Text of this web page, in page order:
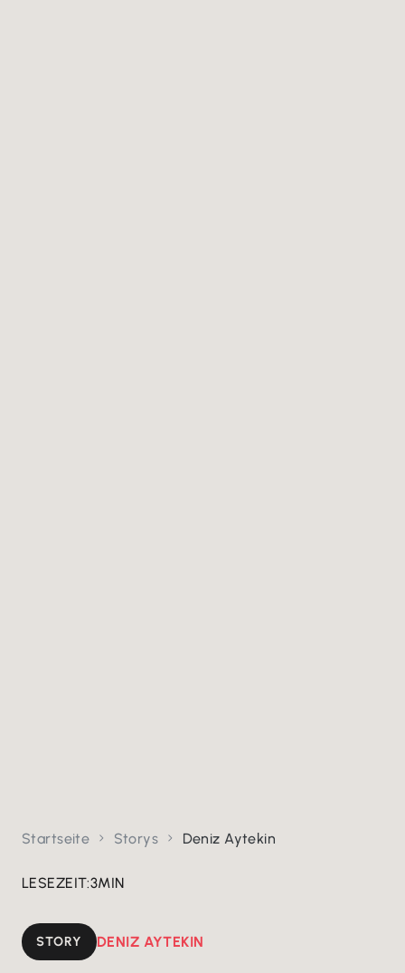
Startseite  Storys  Deniz Aytekin
LESEZEIT:3MIN
STORY DENIZ AYTEKIN